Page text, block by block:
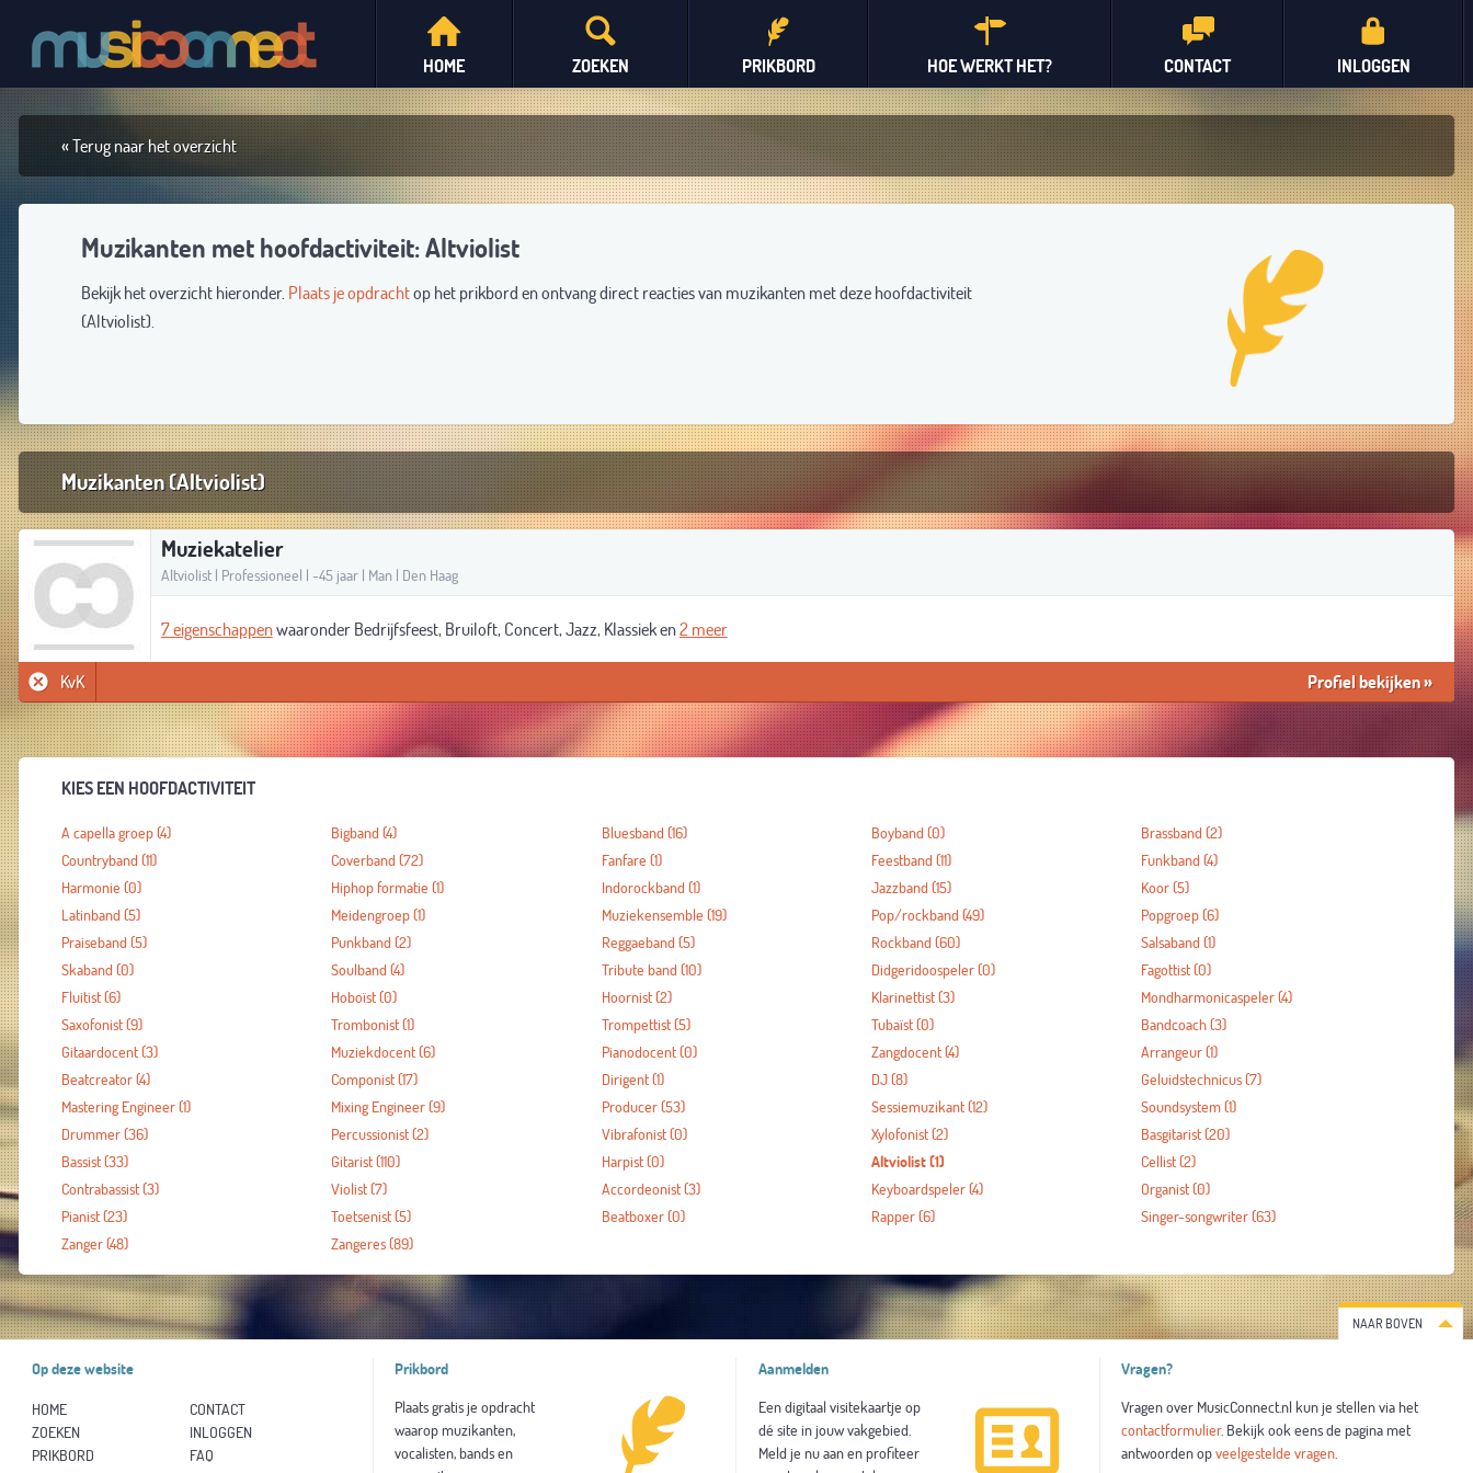
INLOGGEN
CONTACT
HOE WERKT HET?
PRIKBORD
ZOEKEN
HOME
« Terug naar het overzicht
Muzikanten met hoofdactiviteit: Altviolist
Bekijk het overzicht hieronder. Plaats je opdrachtop het prikbord en ontvang direct reacties van muzikanten met deze hoofdactiviteit
(Altviolist).
Muzikanten (Altviolist)
Muziekatelier
Altviolist | Professioneel | -45 jaar | Man | Den Haag
7 eigenschappenwaaronder Bedrijfsfeest, Bruiloft, Concert, Jazz, Klassiek en2 meer
KvK Profiel bekijken»
KIES EEN HOOFDACTIVITEIT
A capella groep(4) Bigband (4) Bluesband (16) Boyband (0) Brassband (2)
Countryband (11) Coverband (72) Fanfare (1) Feestband (11) Funkband (4)
Harmonie (0) Hiphop formatie (1) Indorockband (1) Jazzband (15) Koor(5)
Latinband (5) Meidengroep(1) Muziekensemble (19) Pop/rockband (49) Popgroep(6)
Praiseband (5) Punkband (2) Reggaeband (5) Rockband (60) Salsaband (1)
Skaband (0) Soulband (4) Tribute band (10) Didgeridoospeler(0) Fagottist(0)
Fluitist(6) Hoboïst(0) Hoornist(2) Klarinettist(3) Mondharmonicaspeler(4)
Saxofonist(9) Trombonist(1) Trompettist(5) Tubaïst(0) Bandcoach(3)
Gitaardocent(3) Muziekdocent(6) Pianodocent(0) Zangdocent(4) Arrangeur(1)
Beatcreator(4) Componist(17) Dirigent(1) DJ(8) Geluidstechnicus(7)
Mastering Engineer(1) Mixing Engineer(9) Producer(53) Sessiemuzikant(12) Soundsystem(1)
Drummer(36) Percussionist(2) Vibrafonist(0) Xylofonist(2) Basgitarist(20)
Bassist(33) Gitarist(110) Harpist(0) Altviolist(1) Cellist(2)
Contrabassist(3) Violist(7) Accordeonist(3) Keyboardspeler(4) Organist(0)
Pianist(23) Toetsenist(5) Beatboxer(0) Rapper(6) Singer-songwriter(63)
Zanger(48) Zangeres(89)
NAAR BOVEN
Op deze website
HOME
CONTACT
ZOEKEN
INLOGGEN
PRIKBORD
FAQ
Prikbord
Plaats gratis je opdracht
waarop muzikanten,
vocalisten, bands en
Aanmelden
Een digitaal visitekaartje op
dé site in jouw vakgebied.
Meld je nu aan en profiteer
Vragen?
Vragen over MusicConnect.nl kun je stellen via het
contactformulier. Bekijk ook eens de pagina met
antwoorden opveelgestelde vragen.